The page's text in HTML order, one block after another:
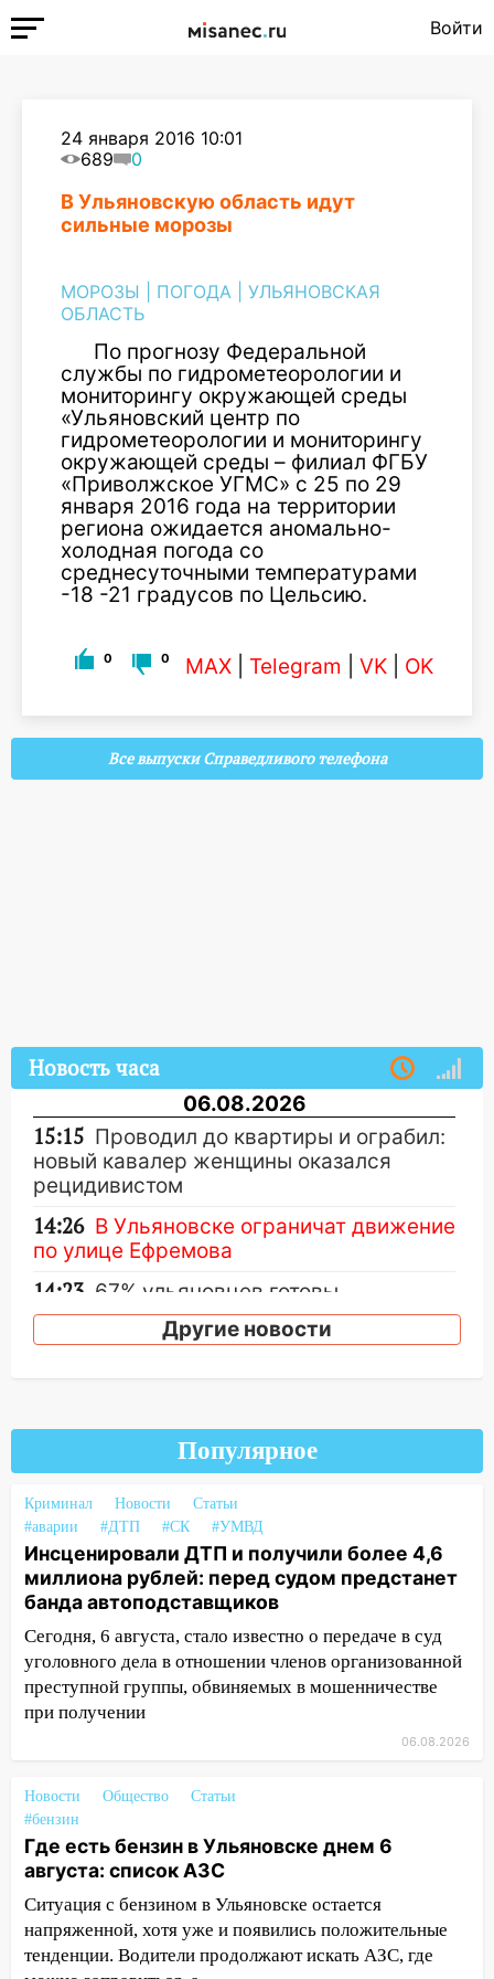
Войти
24 января 2016 10:01
689
0
В Ульяновскую область идут
сильные морозы
МОРОЗЫ ПОГОДА
УЛЬЯНОВСКАЯ
ОБЛАСТЬ
По прогнозу Федеральной
службы по гидрометеорологии и
мониторингу окружающей среды
«Ульяновский центр по
гидрометеорологии и мониторингу
окружающей среды – филиал ФГБУ
«Приволжское УГМС» с 25 по 29
января 2016 года на территории
региона ожидается аномально-
холодная погода со
среднесуточными температурами
-18 -21 градусов по Цельсию.
0 0 MAX Telegram VK OK
Все выпуски Справедливого телефона
Новость часа
06.08.2026
15:15 Проводил до квартиры и ограбил:
новый кавалер женщины оказался
рецидивистом
14:26 В Ульяновске ограничат движение
по улице Ефремова
14:23 67% ульяновцев готовы
передумать увольняться, если им
повысят зарплату
судом предстанет банда
автоподставщиков
13:36 В Инзе произошел крупный пожар
13:00
В суде защитили репутацию
мужчины, которого необоснованно
обвиняли в жестоком обращении с
животными
12:28 Миллион на «льготниках»: в
Ульяновской области перевозчик
провернул хитрую схему с чужими
проездными
120 тысяч долга
11:49
опасность» на территории Ульяновской
области
11:30 Кабмин РФ разрешил до 1 июля
2027 года импорт, выпуск и обращение
бензина Евро 2, Евро 3, Евро 4
Другие новости
Популярное
Криминал Новости
Статьи
#аварии
#ДТП #СК #УМВД
Инсценировали ДТП и получили более 4,6
миллиона рублей: перед судом предстанет
банда автоподставщиков
Сегодня, 6 августа, стало известно о передаче в суд
уголовного дела в отношении членов организованной
преступной группы, обвиняемых в мошенничестве
при получении
06.08.2026
Новости Общество
Статьи
#бензин
Где есть бензин в Ульяновске днем 6
августа: список АЗС
Ситуация с бензином в Ульяновске остается
напряженной, хотя уже и появились положительные
тенденции. Водители продолжают искать АЗС, где